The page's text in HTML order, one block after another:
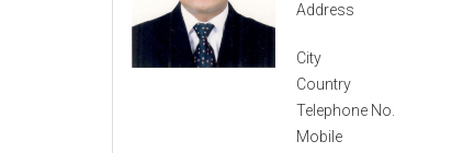
Address
City
Country
Telephone No.
Mobile